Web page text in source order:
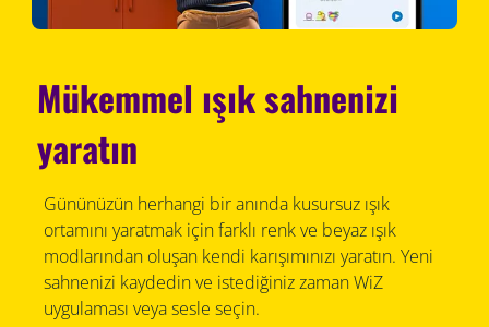
Mükemmel ışık sahnenizi
yaratın
Gününüzün herhangi bir anında kusursuz ışık
ortamını yaratmak için farklı renk ve beyaz ışık
modlarından oluşan kendi karışımınızı yaratın. Yeni
sahnenizi kaydedin ve istediğiniz zaman WiZ
uygulaması veya sesle seçin.